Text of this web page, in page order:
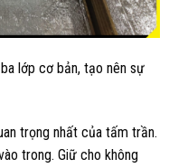
lớp cơ bản, tạo nên sự
trọng nhất của tấm trần.
trong. Giữ cho không